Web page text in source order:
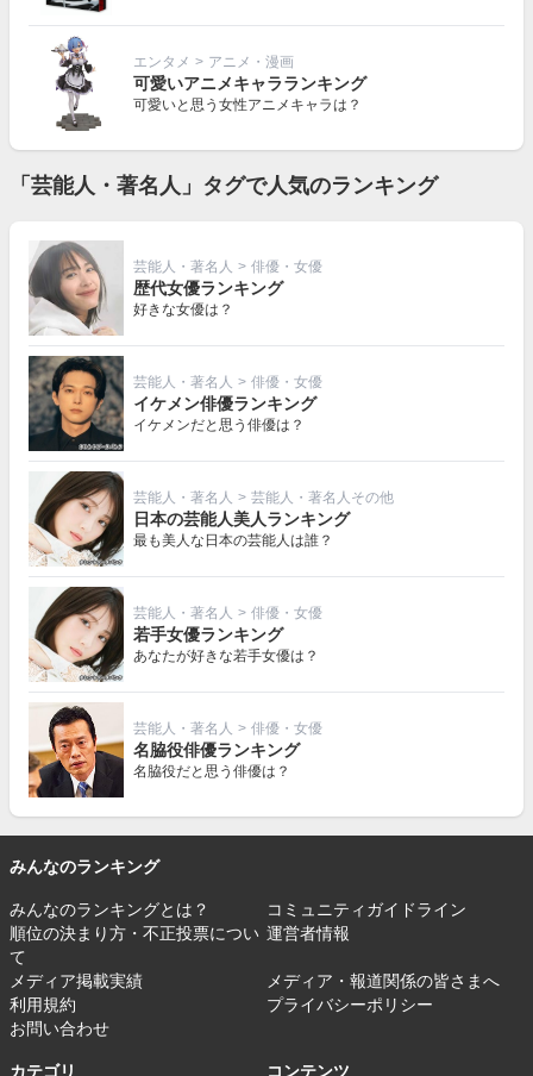
エンタメ > アニメ・漫画
可愛いアニメキャラランキング
可愛いと思う女性アニメキャラは？
「芸能人・著名人」タグで人気のランキング
芸能人・著名人 > 俳優・女優
歴代女優ランキング
好きな女優は？
芸能人・著名人 > 俳優・女優
イケメン俳優ランキング
イケメンだと思う俳優は？
芸能人・著名人 > 芸能人・著名人その他
日本の芸能人美人ランキング
最も美人な日本の芸能人は誰？
芸能人・著名人 > 俳優・女優
若手女優ランキング
あなたが好きな若手女優は？
芸能人・著名人 > 俳優・女優
名脇役俳優ランキング
名脇役だと思う俳優は？
みんなのランキング
みんなのランキングとは？
コミュニティガイドライン
順位の決まり方・不正投票につい
て
運営者情報
メディア掲載実績
メディア・報道関係の皆さまへ
利用規約
プライバシーポリシー
お問い合わせ
カテゴリ コンテンツ